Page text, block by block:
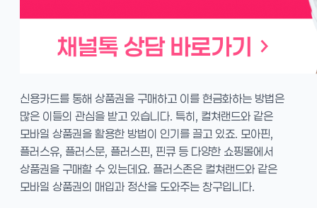
신용카드를 통해 상품권을 구매하고 이를 현금화하는 방법은
많은 이들의 관심을 받고 있습니다. 특히, 컬쳐랜드와 같은
모바일 상품권을 활용한 방법이 인기를 끌고 있죠. 모아핀,
플러스유, 플러스문, 플러스핀, 핀큐 등 다양한 쇼핑몰에서
상품권을 구매할 수 있는데요. 플러스존은 컬쳐랜드와 같은
모바일 상품권의 매입과 정산을 도와주는 창구입니다.